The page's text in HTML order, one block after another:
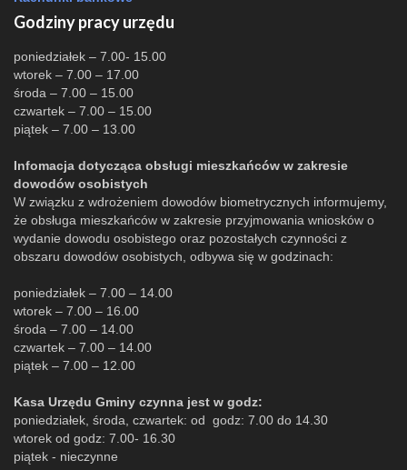
Godziny pracy urzędu
poniedziałek – 7.00- 15.00
wtorek – 7.00 – 17.00
środa – 7.00 – 15.00
czwartek – 7.00 – 15.00
piątek – 7.00 – 13.00
Infomacja dotycząca obsługi mieszkańców w zakresie
dowodów osobistych
W związku z wdrożeniem dowodów biometrycznych informujemy,
że obsługa mieszkańców w zakresie przyjmowania wniosków o
wydanie dowodu osobistego oraz pozostałych czynności z
obszaru dowodów osobistych, odbywa się w godzinach:
poniedziałek – 7.00 – 14.00
wtorek – 7.00 – 16.00
środa – 7.00 – 14.00
czwartek – 7.00 – 14.00
piątek – 7.00 – 12.00
Kasa Urzędu Gminy czynna jest w godz:
poniedziałek, środa, czwartek: od godz: 7.00 do 14.30
wtorek od godz: 7.00- 16.30
piątek - nieczynne